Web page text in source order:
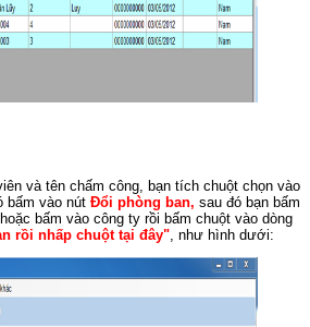
và tên chấm công, bạn tích chuột chọn vào
bấm vào nútĐổi phòng ban,sau đó bạn bấm
bấm vào công ty rồi bấm chuột vào dòng
rồi nhấp chuột tại đây", như hình dưới: